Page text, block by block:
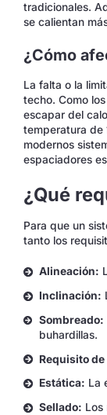
tradicionales.
se calientan
¿Cómo
La falta o la
techo. Como
escapar del
temperatura de
modernos
espaciadores
¿Qué
Para que un
tanto los
Alineación:
Inclinación:
Sombreado:
buhardillas.
Requisito
Estática: La
Sellado: Los